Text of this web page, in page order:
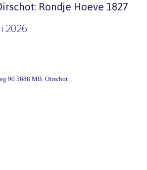
Rondje Hoeve 1827
2026
90 5688 MB. Oirschot